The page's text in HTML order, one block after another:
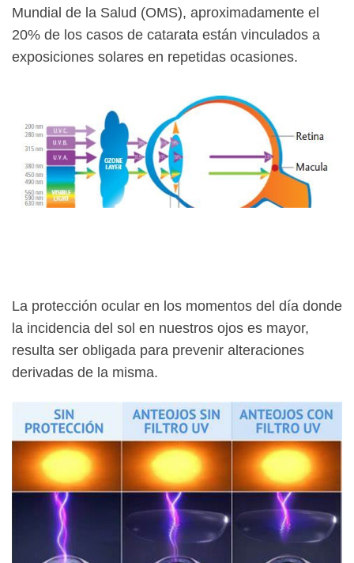
Mundial de la Salud (OMS), aproximadamente el
20% de los casos de catarata están vinculados a
exposiciones solares en repetidas ocasiones.
La protección ocular en los momentos del día donde
la incidencia del sol en nuestros ojos es mayor,
resulta ser obligada para prevenir alteraciones
derivadas de la misma.